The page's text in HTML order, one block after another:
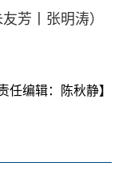
芳丨张明涛）
责任编辑：陈秋静】